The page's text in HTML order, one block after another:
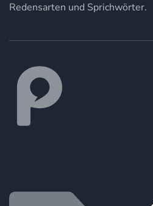
Redensarten und Sprichwörter.